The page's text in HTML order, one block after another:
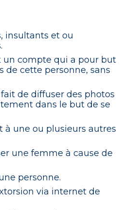
insultants et ou
un compte qui a pour but
de cette personne, sans
de diffuser des photos
dans le but de se
à une ou plusieurs autres
une femme à cause de
personne.
via internet de